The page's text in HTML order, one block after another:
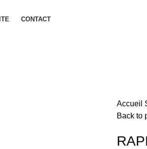
CONTACT
Accueil
Back to